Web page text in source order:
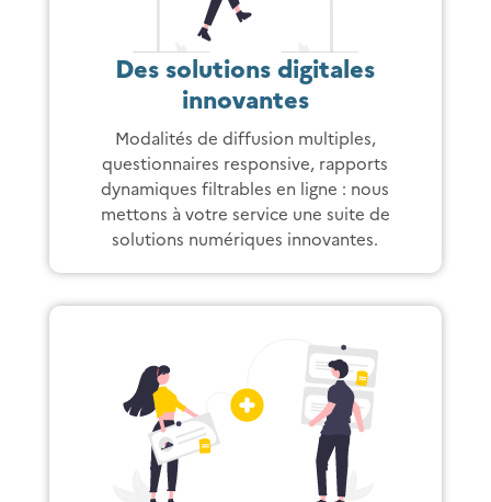
Des solutions digitales
innovantes
Modalités de diffusion multiples,
questionnaires responsive, rapports
dynamiques filtrables en ligne : nous
mettons à votre service une suite de
solutions numériques innovantes.